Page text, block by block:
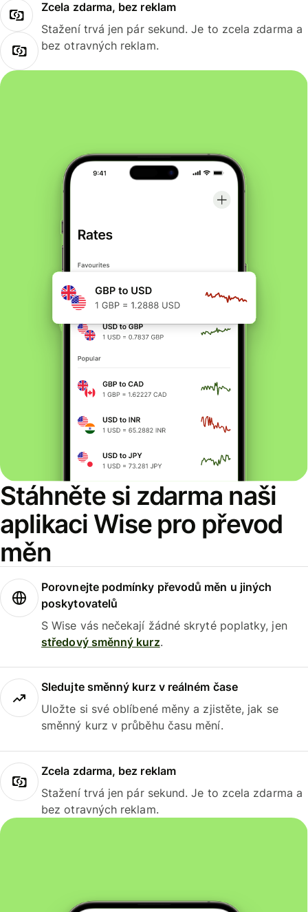
Zcela zdarma, bez reklam
Stažení trvá jen pár sekund. Je to zcela zdarma a
bez otravných reklam.
Stáhněte si zdarma naši
aplikaci Wise pro převod
měn
Porovnejte podmínky převodů měn u jiných
poskytovatelů
S Wise vás nečekají žádné skryté poplatky, jen
středový směnný kurz.
Sledujte směnný kurz v reálném čase
Uložte si své oblíbené měny a zjistěte, jak se
směnný kurz v průběhu času mění.
Zcela zdarma, bez reklam
Stažení trvá jen pár sekund. Je to zcela zdarma a
bez otravných reklam.